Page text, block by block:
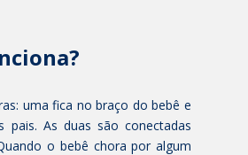
uma fica no braço do bebê e
As duas são conectadas
o bebê chora por algum